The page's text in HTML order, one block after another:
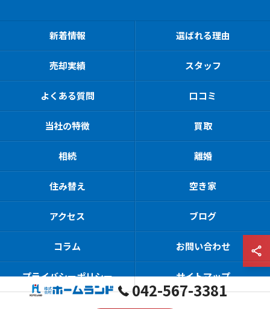
042-567-3381
新着情報 選ばれる理由
売却実績 スタッフ
よくある質問 口コミ
当社の特徴 買取
相続 離婚
住み替え 空き家
アクセス ブログ
コラム お問い合わせ
プライバシーポリシー サイトマップ